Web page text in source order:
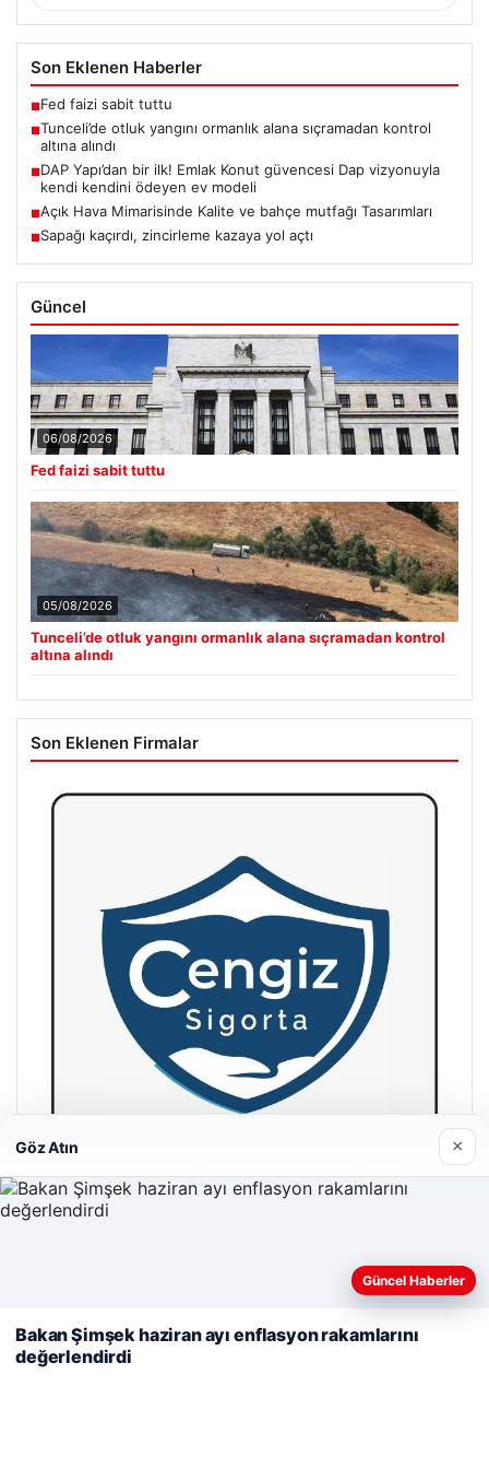
Son Eklenen Haberler
■Fed faizi sabit tuttu
■Tunceli’de otluk yangını ormanlık alana sıçramadan kontrol
altına alındı
■DAP Yapı’dan bir ilk! Emlak Konut güvencesi Dap vizyonuyla
kendi kendini ödeyen ev modeli
■Açık Hava Mimarisinde Kalite ve bahçe mutfağı Tasarımları
■Sapağı kaçırdı, zincirleme kazaya yol açtı
Güncel
06/08/2026
Fed faizi sabit tuttu
05/08/2026
Tunceli’de otluk yangını ormanlık alana sıçramadan kontrol
altına alındı
Son Eklenen Firmalar
Cengiz Sigorta
Web sitemizi nasıl kullandığınızı daha iyi anlayabilmek,
kullanıyoruz.
Çerez Politikamız
Reddet
Göz Atın ×
Güncel Haberler
Bakan Şimşek haziran ayı enflasyon rakamlarını
değerlendirdi